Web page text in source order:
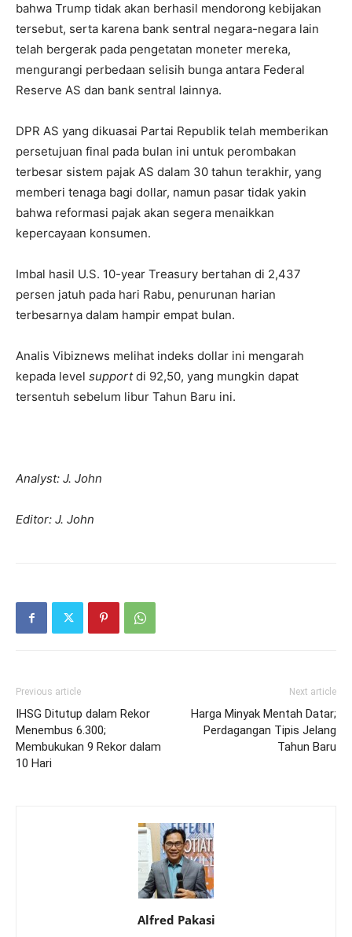
bahwa Trump tidak akan berhasil mendorong kebijakan
tersebut, serta karena bank sentral negara-negara lain
telah bergerak pada pengetatan moneter mereka,
mengurangi perbedaan selisih bunga antara Federal
Reserve AS dan bank sentral lainnya.
DPR AS yang dikuasai Partai Republik telah memberikan
persetujuan final pada bulan ini untuk perombakan
terbesar sistem pajak AS dalam 30 tahun terakhir, yang
memberi tenaga bagi dollar, namun pasar tidak yakin
bahwa reformasi pajak akan segera menaikkan
kepercayaan konsumen.
Imbal hasil U.S. 10-year Treasury bertahan di 2,437
persen jatuh pada hari Rabu, penurunan harian
terbesarnya dalam hampir empat bulan.
Analis Vibiznews melihat indeks dollar ini mengarah
kepada level supportdi 92,50, yang mungkin dapat
tersentuh sebelum libur Tahun Baru ini.
Analyst: J. John
Editor: J. John
Previous article
IHSG Ditutup dalam Rekor
Menembus 6.300;
Membukukan 9 Rekor dalam
10 Hari
Next article
Harga Minyak Mentah Datar;
Perdagangan Tipis Jelang
Tahun Baru
Alfred Pakasi